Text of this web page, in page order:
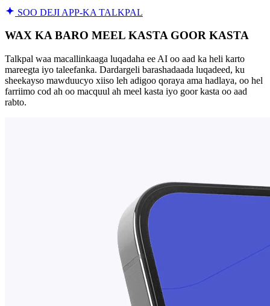
SOO DEJI APP-KA TALKPAL
WAX KA BARO MEEL KASTA GOOR KASTA
Talkpal waa macallinkaaga luqadaha ee AI oo aad ka heli karto
mareegta iyo taleefanka. Dardargeli barashadaada luqadeed, ku
sheekayso mawduucyo xiiso leh adigoo qoraya ama hadlaya, oo hel
farriimo cod ah oo macquul ah meel kasta iyo goor kasta oo aad
rabto.